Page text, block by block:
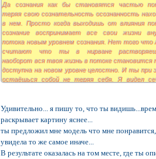
Да сознания как бы становятся частью
теряя свою сознательность осознанность
в нем. Просто когда выходишь от влияния
сознание воспринимает все свои жизни
потока новым уровнем сознания. Нет того что
считают что ты в нирване
наоборот вся твоя жизнь в потоке становится
доступна на новом уровне целостно. И ты при
остаёшься собой не теряя себя. Я видел
плеча. Ничего не напоминает? Мне напомнило
в каждой из жизней и направить себя.
состояние обучать самого себя... А ещё
ощущение себя целостным вне временных
А ощущение своих сознаний в земных
Удивительно... я пишу то, что ты
раскрывает картину яснее...
ты предложил мне модель что мне
увидела то же самое иначе...
В результате оказалась на том месте, где ты